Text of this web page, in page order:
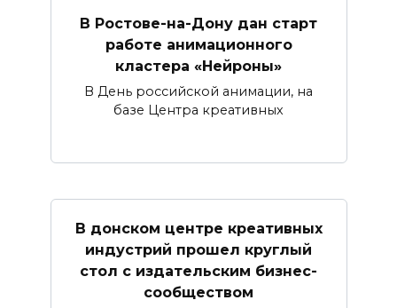
В Ростове-на-Дону дан старт
работе анимационного
кластера «Нейроны»
В День российской анимации, на
базе Центра креативных
В донском центре креативных
индустрий прошел круглый
стол с издательским бизнес-
сообществом